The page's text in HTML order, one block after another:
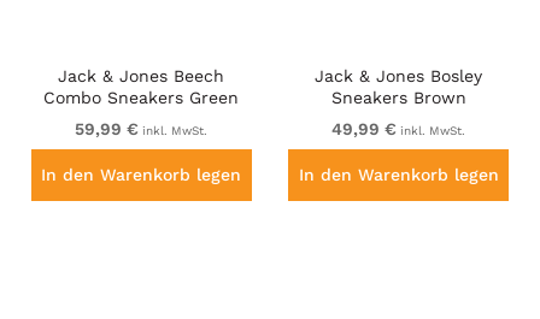
Jack & Jones Beech
Combo Sneakers Green
59,99 € inkl. MwSt.
In den Warenkorb legen
Jack & Jones Bosley
Sneakers Brown
49,99 € inkl. MwSt.
In den Warenkorb legen